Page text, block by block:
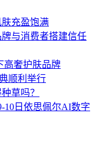
充盈饱满
与消费者搭建信任
高奢护肤品牌
顺利举行
草吗？
10日依思佩尔AI数字